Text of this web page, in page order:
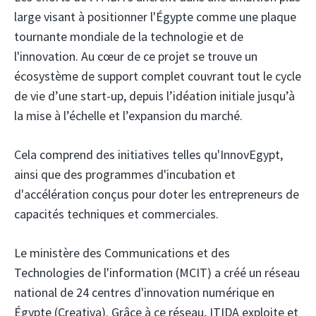
large visant à positionner l'Égypte comme une plaque
tournante mondiale de la technologie et de
l'innovation. Au cœur de ce projet se trouve un
écosystème de support complet couvrant tout le cycle
de vie d’une start-up, depuis l’idéation initiale jusqu’à
la mise à l’échelle et l’expansion du marché.
Cela comprend des initiatives telles qu'InnovEgypt,
ainsi que des programmes d'incubation et
d'accélération conçus pour doter les entrepreneurs de
capacités techniques et commerciales.
Le ministère des Communications et des
Technologies de l'information (MCIT) a créé un réseau
national de 24 centres d'innovation numérique en
Égypte (Creativa). Grâce à ce réseau, ITIDA exploite et